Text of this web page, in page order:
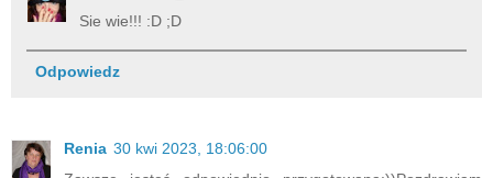
Sie wie!!! :D ;D
Odpowiedz
Renia 30 kwi 2023, 18:06:00